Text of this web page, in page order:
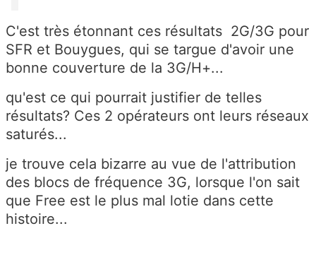
C'est très étonnant ces résultats 2G/3G pour
SFR et Bouygues, qui se targue d'avoir une
bonne couverture de la 3G/H+...
qu'est ce qui pourrait justifier de telles
résultats? Ces 2 opérateurs ont leurs réseaux
saturés...
je trouve cela bizarre au vue de l'attribution
des blocs de fréquence 3G, lorsque l'on sait
que Free est le plus mal lotie dans cette
histoire...